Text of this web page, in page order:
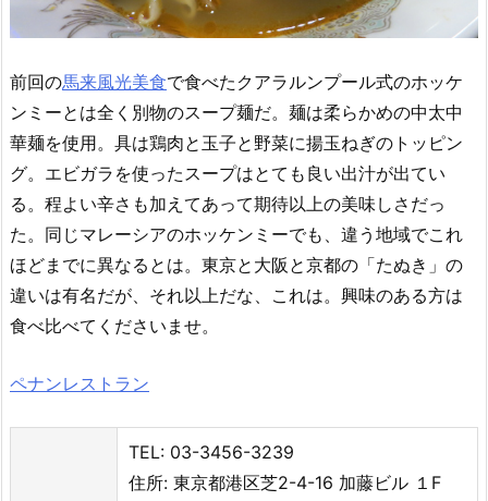
前回の馬来風光美食で食べたクアラルンプール式のホッケ
ンミーとは全く別物のスープ麺だ。麺は柔らかめの中太中
華麺を使用。具は鶏肉と玉子と野菜に揚玉ねぎのトッピン
グ。エビガラを使ったスープはとても良い出汁が出てい
る。程よい辛さも加えてあって期待以上の美味しさだっ
た。同じマレーシアのホッケンミーでも、違う地域でこれ
ほどまでに異なるとは。東京と大阪と京都の「たぬき」の
違いは有名だが、それ以上だな、これは。興味のある方は
食べ比べてくださいませ。
ペナンレストラン
TEL: 03-3456-3239
住所: 東京都港区芝2-4-16 加藤ビル １F